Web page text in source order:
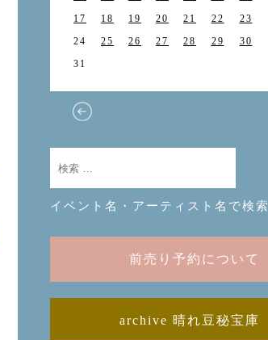
17
18 19 20 21 22
23
24
25 26 27 28 29
30
31
イベント名・アーティスト名で検索
前売り予約について
archive 晴れ豆秘宝庫